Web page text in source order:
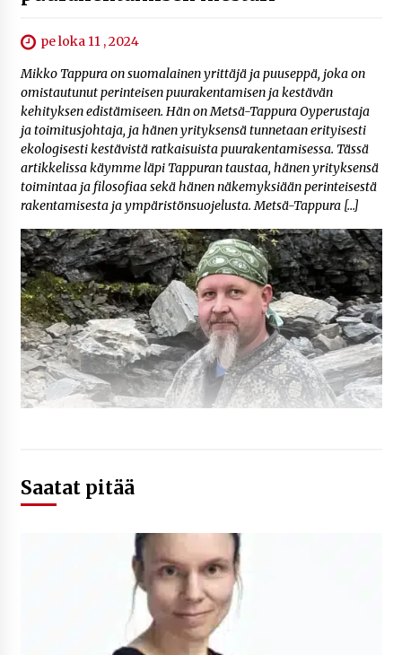
pe loka 11 , 2024
Mikko Tappura on suomalainen yrittäjä ja puuseppä, joka on
omistautunut perinteisen puurakentamisen ja kestävän
kehityksen edistämiseen. Hän on Metsä-Tappura Oyperustaja
ja toimitusjohtaja, ja hänen yrityksensä tunnetaan erityisesti
ekologisesti kestävistä ratkaisuista puurakentamisessa. Tässä
artikkelissa käymme läpi Tappuran taustaa, hänen yrityksensä
toimintaa ja filosofiaa sekä hänen näkemyksiään perinteisestä
rakentamisesta ja ympäristönsuojelusta. Metsä-Tappura […]
Saatat pitää